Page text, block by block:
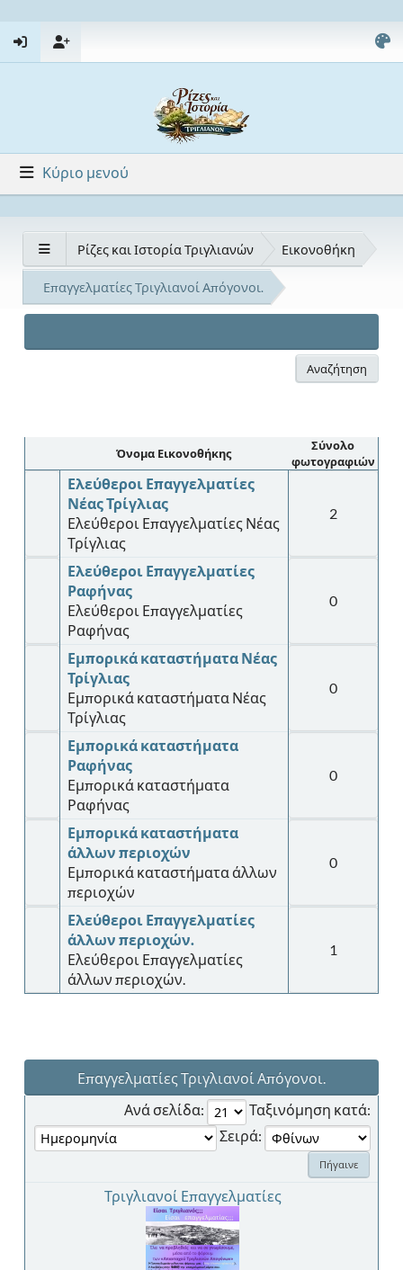
Κύριο μενού
Ρίζες και Ιστορία Τριγλιανών Εικονοθήκη
Επαγγελματίες Τριγλιανοί Απόγονοι.
Αναζήτηση
Όνομα Εικονοθήκης
Σύνολο
φωτογραφιών
Ελεύθεροι Επαγγελματίες
Νέας Τρίγλιας
Ελεύθεροι Επαγγελματίες Νέας
Τρίγλιας
2
Ελεύθεροι Επαγγελματίες
Ραφήνας
Ελεύθεροι Επαγγελματίες
Ραφήνας
0
Εμπορικά καταστήματα Νέας
Τρίγλιας
Εμπορικά καταστήματα Νέας
Τρίγλιας
0
Εμπορικά καταστήματα
Ραφήνας
Εμπορικά καταστήματα
Ραφήνας
0
Εμπορικά καταστήματα
άλλων περιοχών
Εμπορικά καταστήματα άλλων
περιοχών
0
Ελεύθεροι Επαγγελματίες
άλλων περιοχών.
Ελεύθεροι Επαγγελματίες
άλλων περιοχών.
1
Επαγγελματίες Τριγλιανοί Απόγονοι.
Ανά σελίδα:
Ταξινόμηση κατά:
Σειρά:
Τριγλιανοί Επαγγελματίες